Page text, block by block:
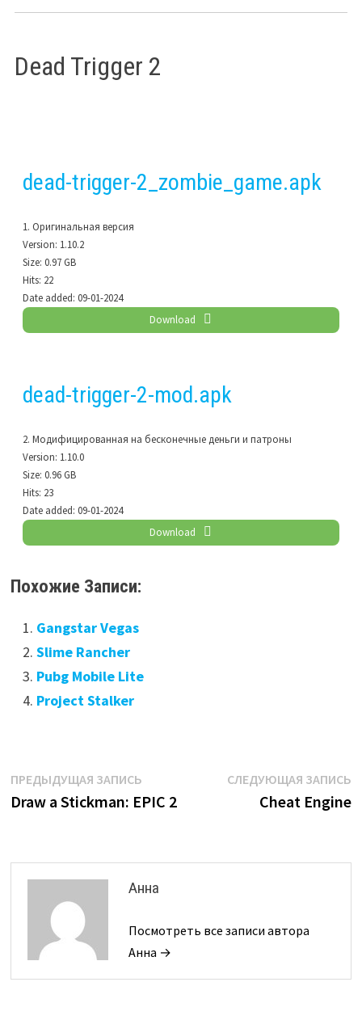
Dead Trigger 2
dead-trigger-2_zombie_game.apk
1. Оригинальная версия
Version: 1.10.2
Size: 0.97 GB
Hits: 22
Date added: 09-01-2024
Download
dead-trigger-2-mod.apk
2. Модифицированная на бесконечные деньги и патроны
Version: 1.10.0
Size: 0.96 GB
Hits: 23
Date added: 09-01-2024
Download
Похожие Записи:
Gangstar Vegas
Slime Rancher
Pubg Mobile Lite
Project Stalker
Навигация
по
ПРЕДЫДУЩАЯ ЗАПИСЬПредыдущая
запись:
Draw a Stickman: EPIC 2
СЛЕДУЮЩАЯ ЗАПИСЬ
Cheat Engine
Анна
Посмотреть все записи автора
Анна →